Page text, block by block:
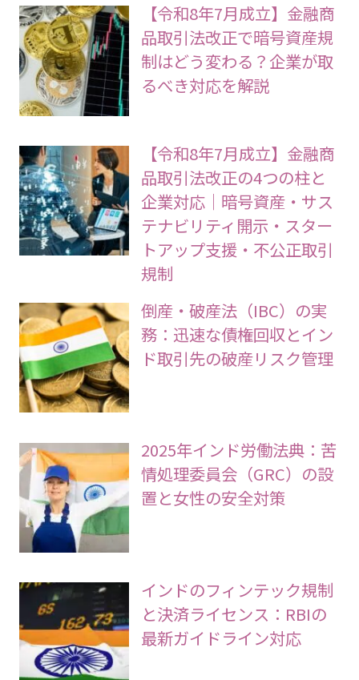
【令和8年7月成立】金融商
品取引法改正で暗号資産規
制はどう変わる？企業が取
るべき対応を解説
【令和8年7月成立】金融商
品取引法改正の4つの柱と
企業対応｜暗号資産・サス
テナビリティ開示・スター
トアップ支援・不公正取引
規制
倒産・破産法（IBC）の実
務：迅速な債権回収とイン
ド取引先の破産リスク管理
2025年インド労働法典：苦
情処理委員会（GRC）の設
置と女性の安全対策
インドのフィンテック規制
と決済ライセンス：RBIの
最新ガイドライン対応